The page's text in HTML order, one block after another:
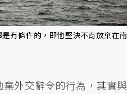
有條件的，即他堅決不肯放棄在南
外交辭令的行為，其實與